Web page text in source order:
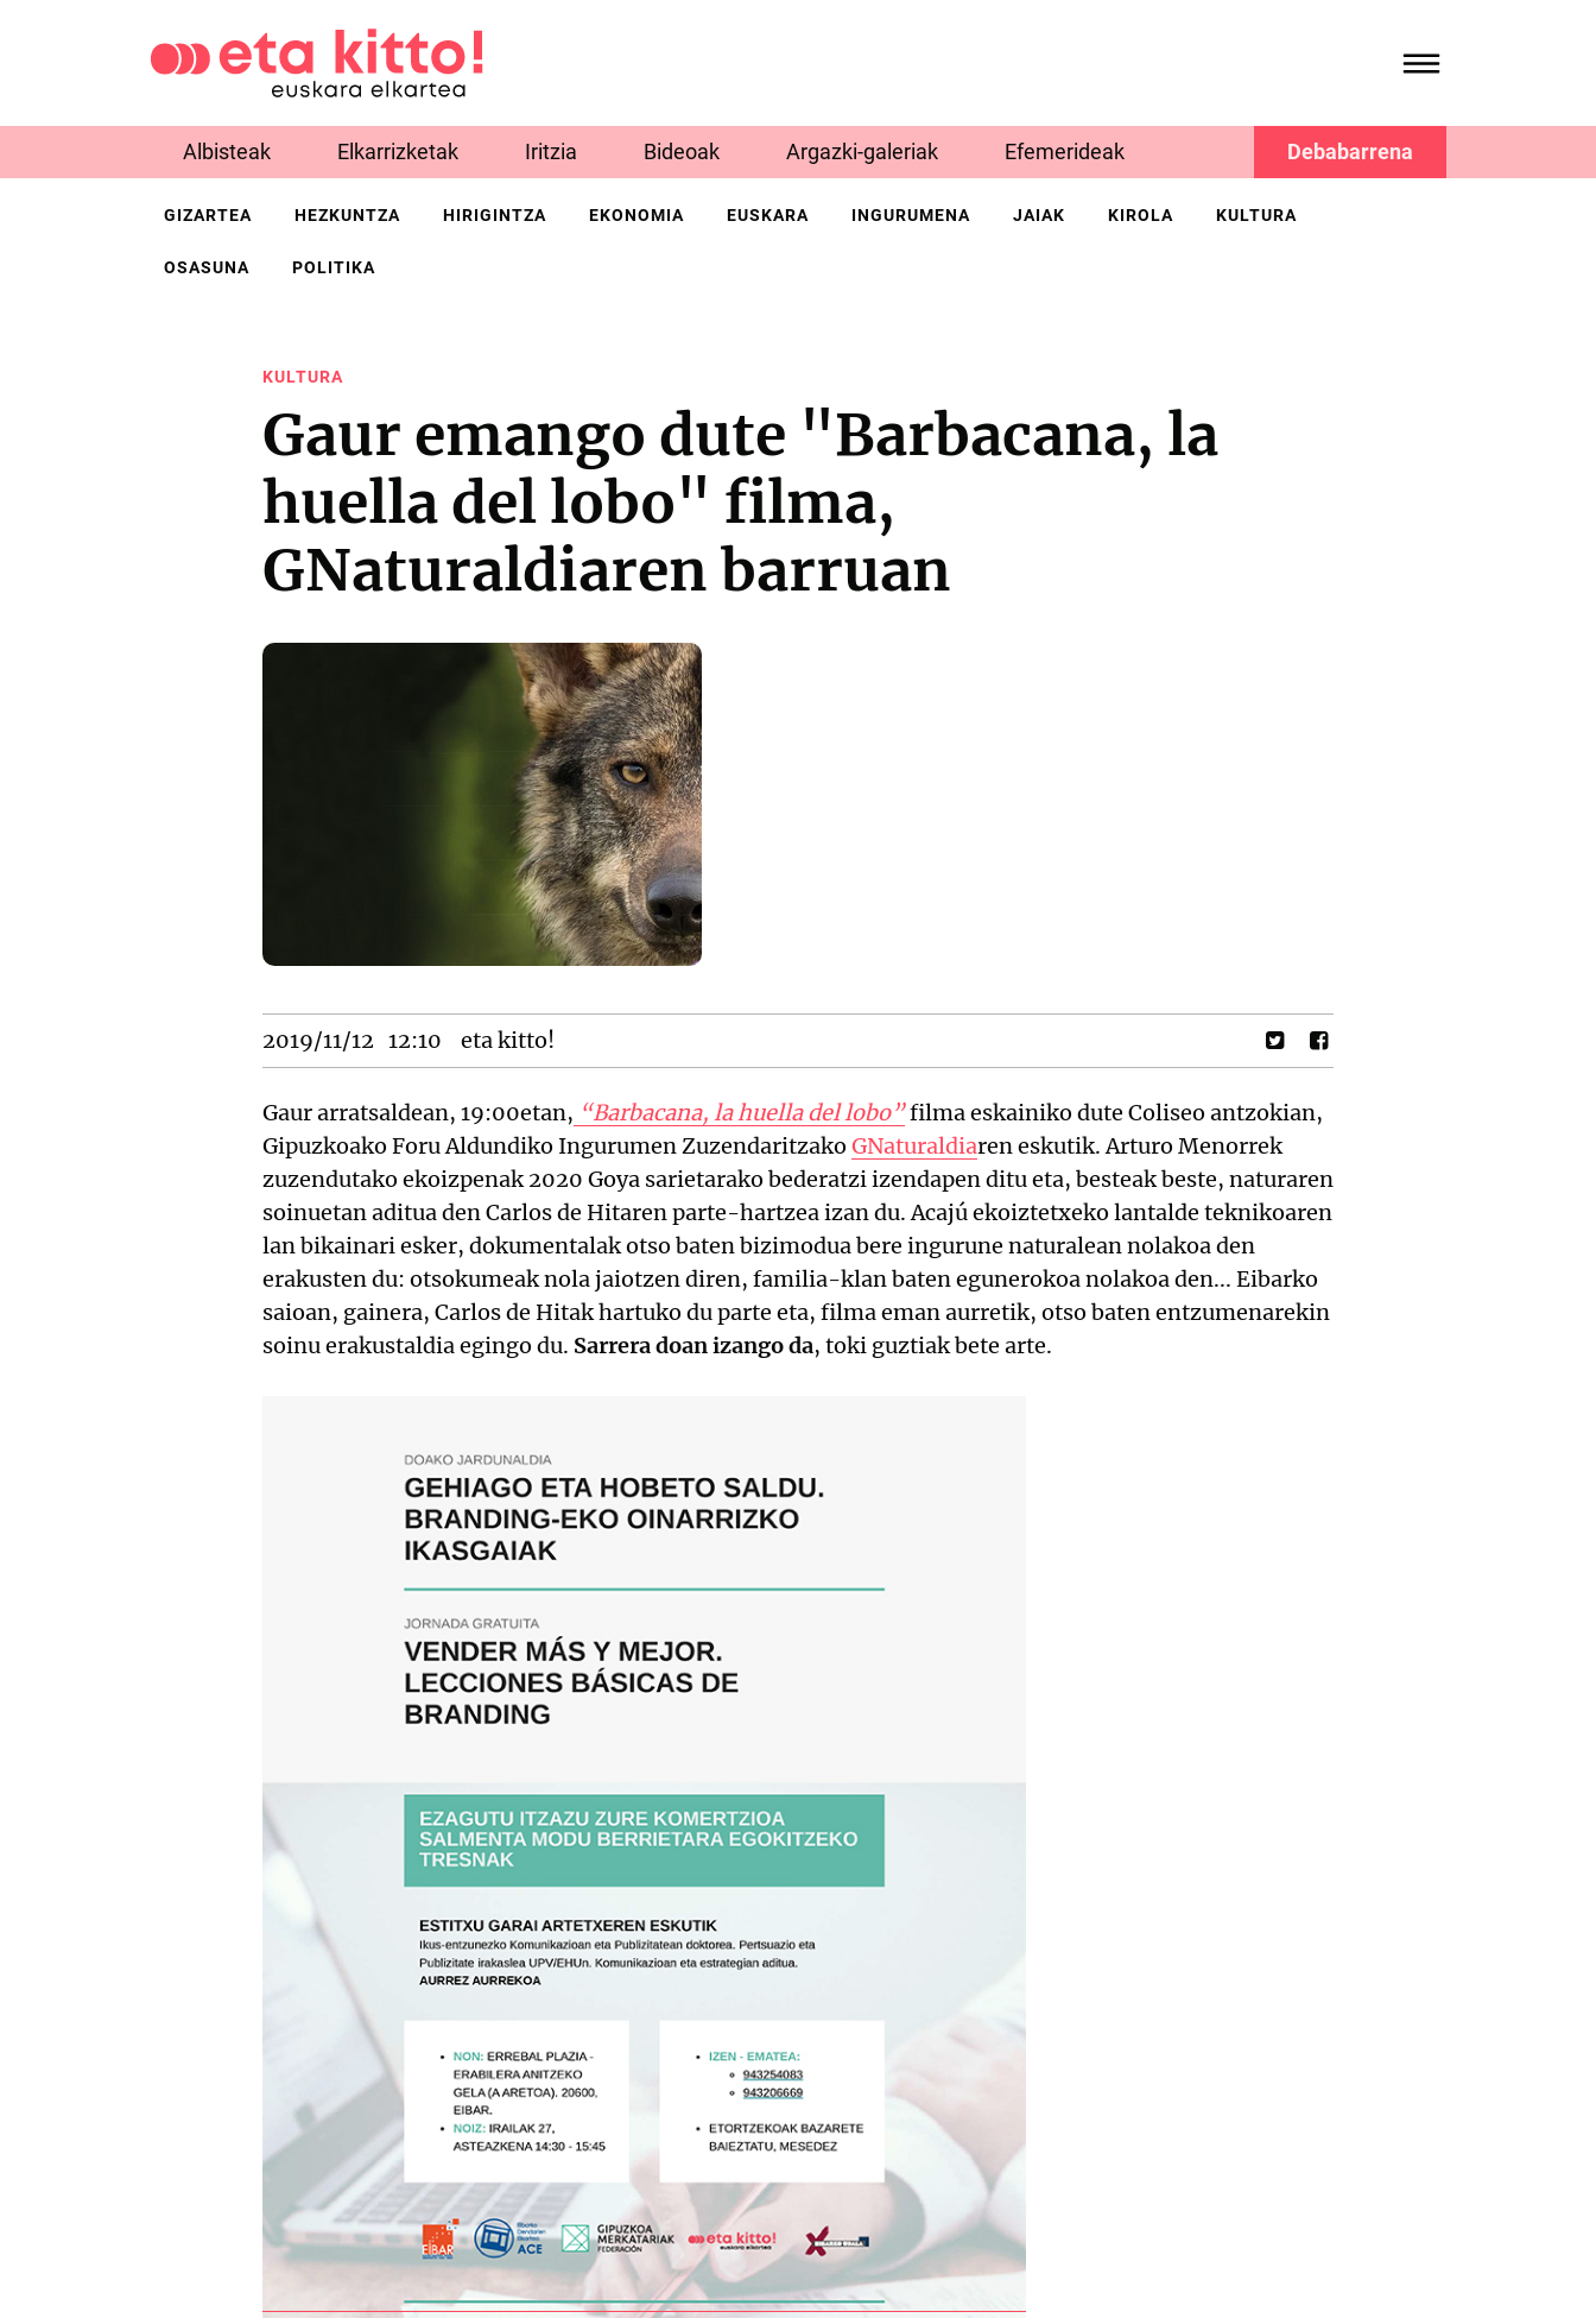
Albisteak Elkarrizketak Iritzia Bideoak Argazki-galeriak Efemerideak Debabarrena
GIZARTEA HEZKUNTZA HIRIGINTZA EKONOMIA EUSKARA INGURUMENA JAIAK KIROLA KULTURA
OSASUNA POLITIKA
KULTURA
Gaur emango dute "Barbacana, la
huella del lobo" filma,
GNaturaldiaren barruan
2019/11/12 12:10 eta kitto!
Gaur arratsaldean, 19:00etan, “Barbacana, la huella del lobo”filma eskainiko dute Coliseo antzokian,
Gipuzkoako Foru Aldundiko Ingurumen Zuzendaritzako GNaturaldiaren eskutik. Arturo Menorrek
zuzendutako ekoizpenak 2020 Goya sarietarako bederatzi izendapen ditu eta, besteak beste, naturaren
soinuetan aditua den Carlos de Hitaren parte-hartzea izan du. Acajú ekoiztetxeko lantalde teknikoaren
lan bikainari esker, dokumentalak otso baten bizimodua bere ingurune naturalean nolakoa den
erakusten du: otsokumeak nola jaiotzen diren, familia-klan baten egunerokoa nolakoa den... Eibarko
saioan, gainera, Carlos de Hitak hartuko du parte eta, filma eman aurretik, otso baten entzumenarekin
soinu erakustaldia egingo du. Sarrera doan izango da, toki guztiak bete arte.